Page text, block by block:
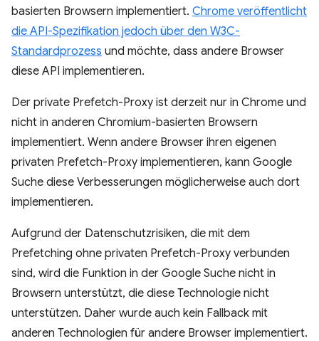
basierten Browsern implementiert. Chrome veröffentlicht
die API-Spezifikation jedoch über den W3C-
Standardprozess und möchte, dass andere Browser
diese API implementieren.
Der private Prefetch-Proxy ist derzeit nur in Chrome und
nicht in anderen Chromium-basierten Browsern
implementiert. Wenn andere Browser ihren eigenen
privaten Prefetch-Proxy implementieren, kann Google
Suche diese Verbesserungen möglicherweise auch dort
implementieren.
Aufgrund der Datenschutzrisiken, die mit dem
Prefetching ohne privaten Prefetch-Proxy verbunden
sind, wird die Funktion in der Google Suche nicht in
Browsern unterstützt, die diese Technologie nicht
unterstützen. Daher wurde auch kein Fallback mit
anderen Technologien für andere Browser implementiert.